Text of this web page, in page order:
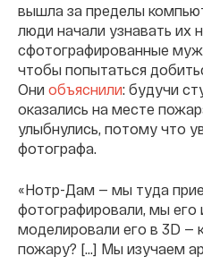
вышла за пределы
люди начали узнавать их
сфотографированные
чтобы попытаться
Они объяснили: будучи
оказались на месте
улыбнулись, потому что
фотографа.
«Нотр-Дам — мы туда
фотографировали, мы его
моделировали его в 3D —
пожару? […] Мы изучаем